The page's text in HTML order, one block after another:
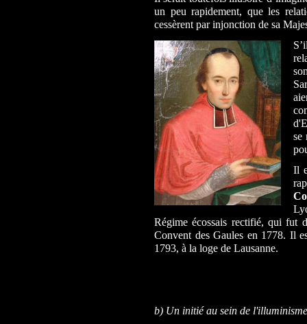
un peu rapidement, que les
cessèrent par injonction de sa
se
Il
Régime écossais rectifié, qui fut
Convent des Gaules en 1778. Il
1793, à la loge de Lausanne.
b) Un initié au sein de